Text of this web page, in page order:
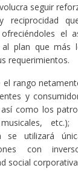
seguir
reciprocidad
el
al plan que
requerimientos.
rango
y
como los
se utilizará
con
social